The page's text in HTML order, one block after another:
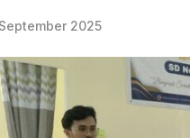
2025